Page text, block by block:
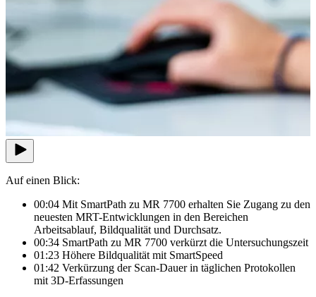
Auf einen Blick:
00:04 Mit SmartPath zu MR 7700 erhalten Sie Zugang zu den
neuesten MRT-Entwicklungen in den Bereichen
Arbeitsablauf, Bildqualität und Durchsatz.
00:34 SmartPath zu MR 7700 verkürzt die Untersuchungszeit
01:23 Höhere Bildqualität mit SmartSpeed
01:42 Verkürzung der Scan-Dauer in täglichen Protokollen
mit 3D-Erfassungen